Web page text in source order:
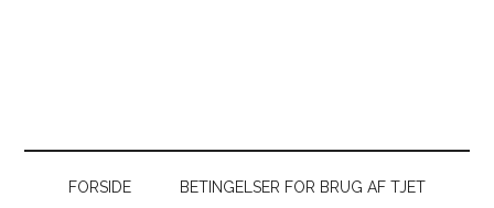
FORSIDE BETINGELSER FOR BRUG AF TJET